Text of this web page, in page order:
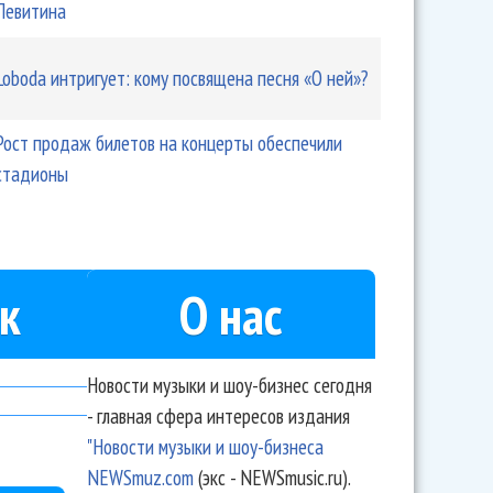
интригует: кому посвящена песня «О ней»?
продаж билетов на концерты обеспечили
О нас
Новости музыки и шоу-бизнес сегодня
- главная сфера интересов издания
"Новости музыки и шоу-бизнеса
NEWSmuz.com(экс - NEWSmusic.ru).